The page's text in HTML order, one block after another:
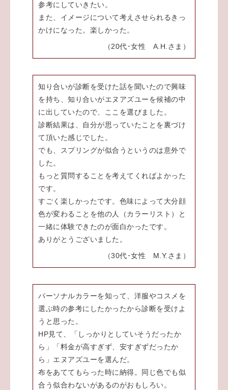
参考にしていきたい。
また、イメージについて考えさせられるきっ
かけになった。楽しかった。
（20代･女性 A.H.さま）
知り合いが診断を受けた話を聞いたので興味
を持ち、知り合いがエヌアズユーを候補の中
に出していたので、ここを選びました。
診断結果は、自分が思っていたことを裏づけ
て頂いた感じでした。
でも、スプリングが似合うというのは意外で
した。
もっと質問することを考えてくればよかった
です。
すごく楽しかったです。色味によって大分顔
色が変わることを他の人（カラーリスト）と
一緒に体験できたのが面白かったです。
ありがとうございました。
（30代･女性 M.Y.さま）
パーソナルカラーを知って、洋服やコスメを
選ぶ時の参考にしたかったから診断を受けよ
うと思った。
HP見て、「しっかりとしていそうだったか
ら」「料金が高すぎず、安すぎずだったか
ら」エヌアズユーを選んだ。
布をあててもらった時に納得。同じ色でも似
合う似合わないがあるのがおもしろい。